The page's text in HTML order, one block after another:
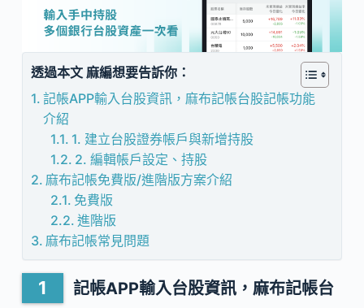
透過本文 麻編想要告訴你：
記帳APP輸入台股資訊，麻布記帳台股記帳功能
介紹
1. 建立台股證券帳戶與新增持股
2. 編輯帳戶設定、持股
麻布記帳免費版/進階版方案介紹
免費版
進階版
麻布記帳常見問題
記帳APP輸入台股資訊，麻布記帳台